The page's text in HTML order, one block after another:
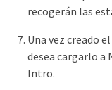
recogerán las
Una vez creado
desea cargarlo a
Intro.